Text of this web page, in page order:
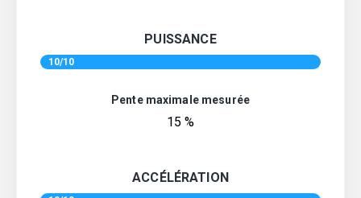
PUISSANCE
10/10
Pente maximale mesurée
15 %
ACCÉLÉRATION